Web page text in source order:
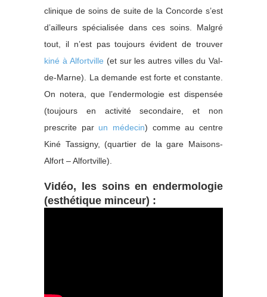
clinique de soins de suite de la Concorde s’est
d’ailleurs spécialisée dans ces soins. Malgré
tout, il n’est pas toujours évident de trouver
kiné à Alfortville (et sur les autres villes du Val-
de-Marne). La demande est forte et constante.
On notera, que l’endermologie est dispensée
(toujours en activité secondaire, et non
prescrite par un médecin) comme au centre
Kiné Tassigny, (quartier de la gare Maisons-
Alfort – Alfortville).
Vidéo, les soins en endermologie
(esthétique minceur) :